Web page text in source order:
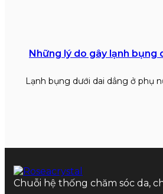
Những lý do gây lạnh bụng
Lạnh bụng dưới dai dẳng ở phụ
Chuỗi hệ thống chăm sóc da,